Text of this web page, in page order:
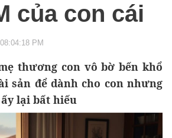
của con cái
PM
thương con vô bờ bến khổ
sản để dành cho con nhưng
lại bất hiếu